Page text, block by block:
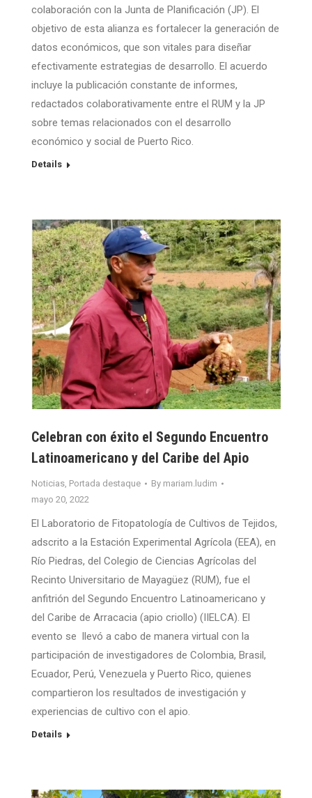
colaboración con la Junta de Planificación (JP). El
objetivo de esta alianza es fortalecer la generación de
datos económicos, que son vitales para diseñar
efectivamente estrategias de desarrollo. El acuerdo
incluye la publicación constante de informes,
redactados colaborativamente entre el RUM y la JP
sobre temas relacionados con el desarrollo
económico y social de Puerto Rico.
Details
Celebran con éxito el Segundo Encuentro
Latinoamericano y del Caribe del Apio
Noticias, Portada destaque By mariam.ludim
mayo 20, 2022
El Laboratorio de Fitopatología de Cultivos de Tejidos,
adscrito a la Estación Experimental Agrícola (EEA), en
Río Piedras, del Colegio de Ciencias Agrícolas del
Recinto Universitario de Mayagüez (RUM), fue el
anfitrión del Segundo Encuentro Latinoamericano y
del Caribe de Arracacia (apio criollo) (IIELCA). El
evento se llevó a cabo de manera virtual con la
participación de investigadores de Colombia, Brasil,
Ecuador, Perú, Venezuela y Puerto Rico, quienes
compartieron los resultados de investigación y
experiencias de cultivo con el apio.
Details